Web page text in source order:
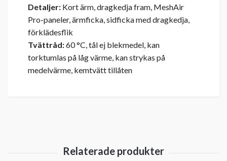
Detaljer: Kort ärm, dragkedja fram, MeshAir
Pro-paneler, ärmficka, sidficka med dragkedja,
förklädesflik
Tvättråd:60 °C, tål ej blekmedel, kan
torktumlas på låg värme, kan strykas på
medelvärme, kemtvätt tillåten